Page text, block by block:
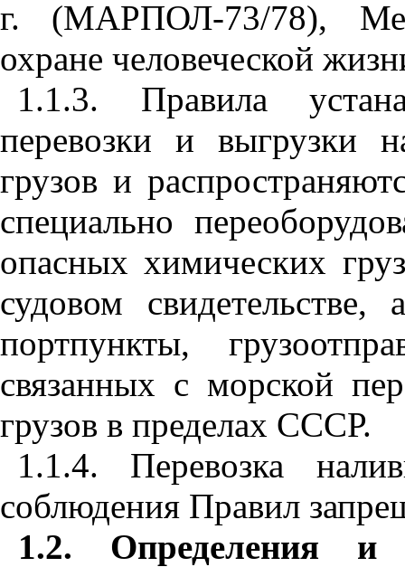
г. (МАРПОЛ-73/78),
охране человеческой
1.1.3. Правила
перевозки и выгрузки
грузов и
специально
опасных химических
судовом
портпункты,
связанных с морской
грузов в пределах СССР.
1.1.4. Перевозка
соблюдения Правил
1.2. Определения и